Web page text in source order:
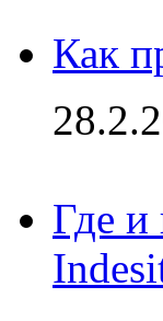
Как
Где и